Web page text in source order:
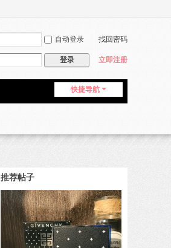
自动登录 找回密码
登录 立即注册
快捷导航
推荐帖子